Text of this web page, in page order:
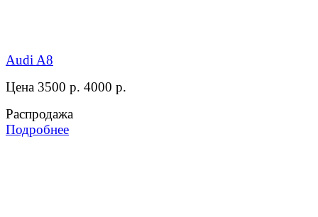
Audi A8
Цена 3500 р. 4000 р.
Распродажа
Подробнее